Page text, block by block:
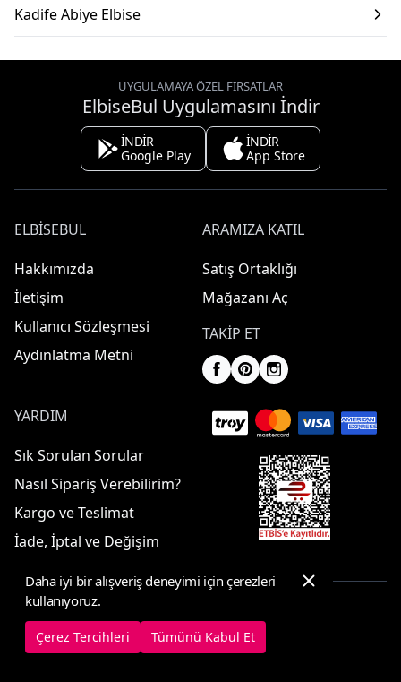
Kadife Abiye Elbise
UYGULAMAYA ÖZEL FIRSATLAR
ElbiseBul Uygulamasını İndir
İNDİR
Google Play
İNDİR
App Store
ELBISEBUL
Hakkımızda
İletişim
Kullanıcı Sözleşmesi
Aydınlatma Metni
ARAMIZA KATIL
Satış Ortaklığı
Mağazanı Aç
TAKIP ET
YARDIM
Sık Sorulan Sorular
Nasıl Sipariş Verebilirim?
Kargo ve Teslimat
İade, İptal ve Değişim
© 2025 ElbiseBul -Her Hakkı Saklıdır
Çerez TercihleriÇerez Politikası
Daha iyi bir alışveriş deneyimi için çerezleri
kullanıyoruz.
Çerez Tercihleri Tümünü Kabul Et